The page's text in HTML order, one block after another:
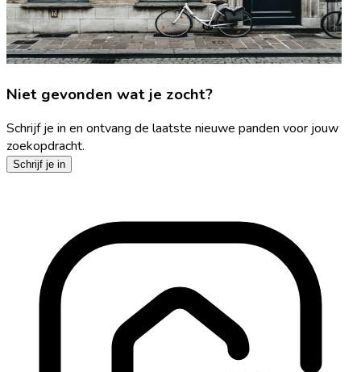
Niet gevonden wat je zocht?
Schrijf je in en ontvang de laatste nieuwe panden voor jouw
zoekopdracht.
Schrijf je in